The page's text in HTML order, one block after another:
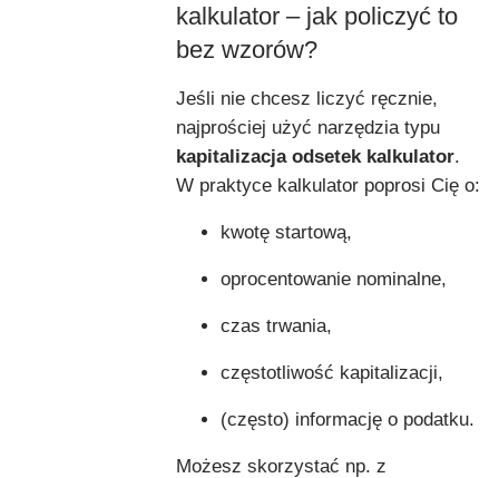
kalkulator – jak policzyć to
bez wzorów?
Jeśli nie chcesz liczyć ręcznie,
najprościej użyć narzędzia typu
kapitalizacja odsetek kalkulator.
W praktyce kalkulator poprosi Cię o:
kwotę startową,
oprocentowanie nominalne,
czas trwania,
częstotliwość kapitalizacji,
(często) informację o podatku.
Możesz skorzystać np. z